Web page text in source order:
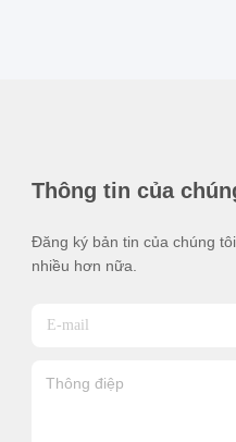
Thông tin của
Đăng ký bản tin của chúng
nhiều hơn nữa.